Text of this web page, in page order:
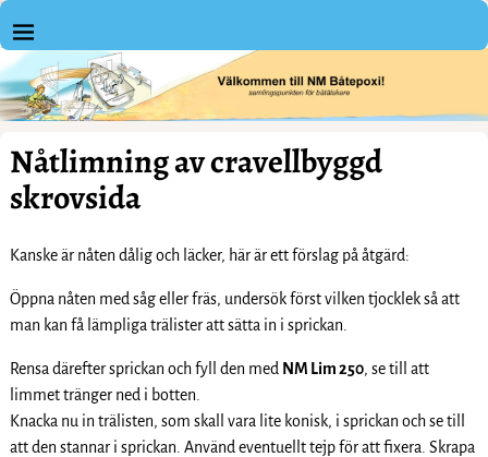
Nåtlimning av cravellbyggd
skrovsida
Kanske är nåten dålig och läcker, här är ett förslag på åtgärd:
Öppna nåten med såg eller fräs, undersök först vilken tjocklek så att
man kan få lämpliga trälister att sätta in i sprickan.
Rensa därefter sprickan och fyll den med NM Lim 250, se till att
limmet tränger ned i botten.
Knacka nu in trälisten, som skall vara lite konisk, i sprickan och se till
att den stannar i sprickan. Använd eventuellt tejp för att fixera. Skrapa